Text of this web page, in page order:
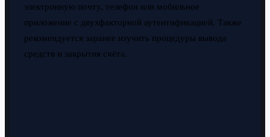
электронную почту, телефон или мобильное
приложение с двухфакторной аутентификацией. Также
рекомендуется заранее изучить процедуры вывода
средств и закрытия счёта.